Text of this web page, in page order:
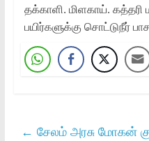
தக்காளி. மிளகாய்.
பயிர்களுக்கு சொட்டுநீர்
← சேலம் அரசு மோகன்